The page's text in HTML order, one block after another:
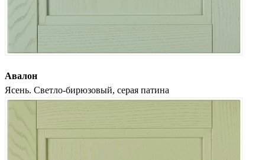
Авалон
Ясень. Светло-бирюзовый, серая патина